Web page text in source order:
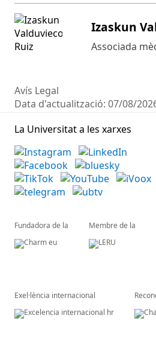
Izaskun
Associada
Avís Legal
Data d'actualització: 07/08/
La Universitat a les xarxes
Fundadora de la Membre de la
Exel·lència internacional